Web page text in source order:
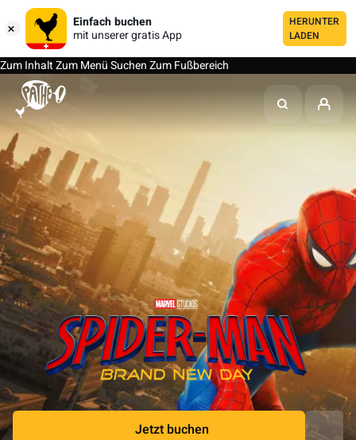
Einfach buchen
mit unserer gratis App
HERUNTER
LADEN
Zum InhaltZum MenüSuchenZum Fußbereich
Jetzt buchen